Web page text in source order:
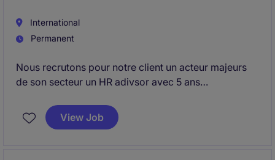
International
Permanent
Nous recrutons pour notre client un acteur majeurs
de son secteur un HR adivsor avec 5 ans
View Job